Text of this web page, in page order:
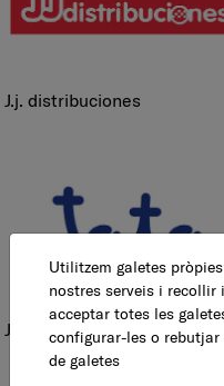
j.j. distribuciones
Utilitzem galetes
nostres serveis i
acceptar totes les
configurar-les o
de galetes